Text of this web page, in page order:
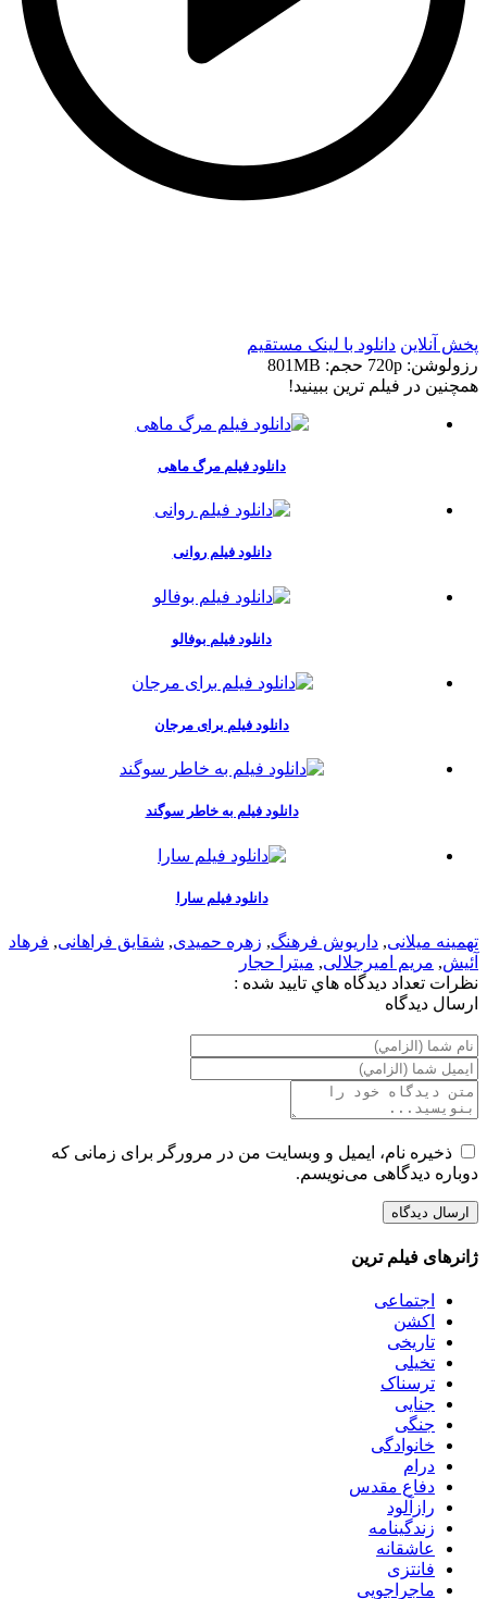
پخش آنلاین دانلود با لينک مستقيم
رزولوشن: 720p
حجم: 801MB
همچنين در فيلم ترين ببينيد!
دانلود فیلم مرگ ماهی
دانلود فیلم روانی
دانلود فیلم بوفالو
دانلود فیلم برای مرجان
دانلود فیلم به خاطر سوگند
دانلود فیلم سارا
تهمینه میلانی, داریوش فرهنگ, زهره حمیدی, شقایق فراهانی, فرهاد
آئیش, مریم امیرجلالی, میترا حجار
نظرات تعداد ديدگاه هاي تاييد شده :
ارسال ديدگاه
ذخیره نام، ایمیل و وبسایت من در مرورگر برای زمانی که
دوباره دیدگاهی می‌نویسم.
ژانرهای فیلم ترین
اجتماعی
اکشن
تاریخی
تخیلی
ترسناک
جنایی
جنگی
خانوادگی
درام
دفاع مقدس
رازآلود
زندگینامه
عاشقانه
فانتزی
ماجراجویی